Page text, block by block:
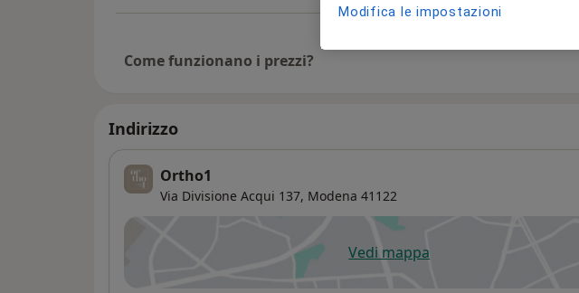
Come funzionano i prezzi?
Indirizzo
Ortho1
Via Divisione Acqui 137, Modena 41122
Vedi mappasi apre in una nuova scheda
Modifica le impostazioni